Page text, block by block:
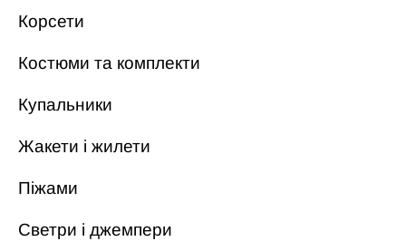
Корсети
Костюми та комплекти
Купальники
Жакети і жилети
Піжами
Светри і джемпери